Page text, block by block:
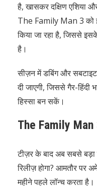
है, खासकर दक्षिण एशिया
The Family Man 3 को
किया जा रहा है, जिससे
है।
सीज़न में डबिंग और
दी जाएगी, जिससे गैर-हिंदी
हिस्सा बन सकें।
The Family
टीज़र के बाद अब सबसे
रिलीज़ होगा? आमतौर पर
महीने पहले लॉन्च करता है।